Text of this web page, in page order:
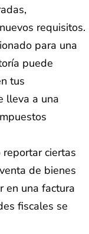
requisitos.
para una
puede
tus
lleva a una
reportar ciertas
de bienes
en una factura
fiscales se